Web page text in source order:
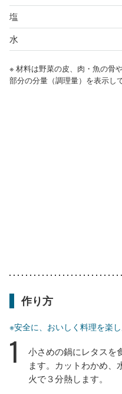
塩
水
※ 材料は野菜の皮、肉・魚の骨
部分の分量（調理量）を表示し
作り方
※安全に、おいしく料理を楽
1
小さめの鍋にレタスを
ます。カットわかめ、
火で３分熱します。